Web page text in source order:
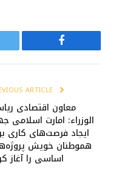
Facebook
معاون اقتصادی
الوزراء: امارت اسلامی
ایجاد فرصت‌های کاری
هموطنان خویش
اساسی را آغاز